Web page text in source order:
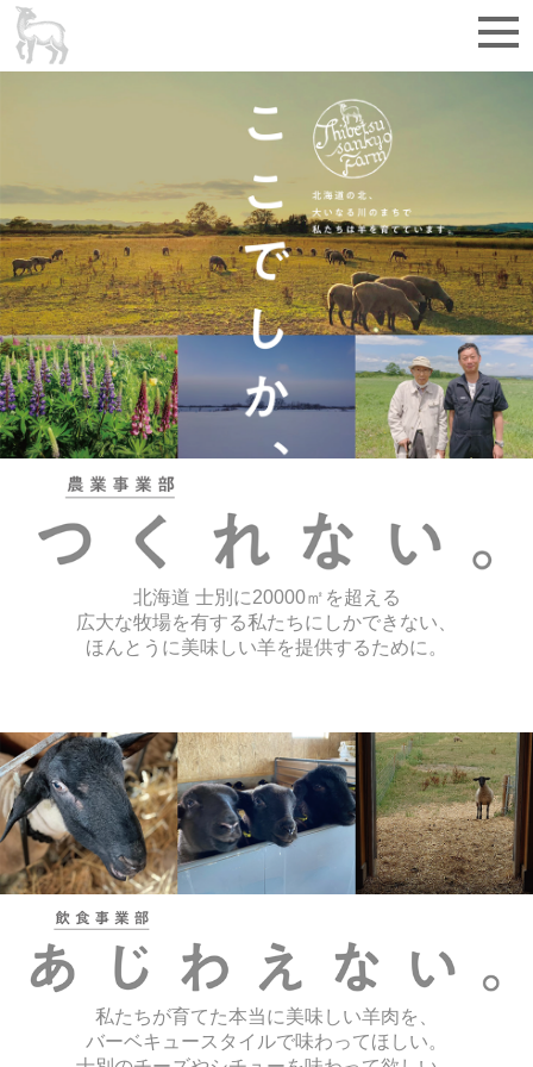
北海道 士別に20000㎡を超える
広大な牧場を有する私たちにしかできない、
ほんとうに美味しい羊を提供するために。
私たちが育てた本当に美味しい羊肉を、
バーベキュースタイルで味わってほしい。